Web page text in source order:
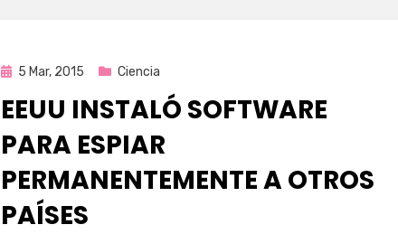
Publicada
5 Mar, 2015 Ciencia
EEUU INSTALÓ SOFTWARE
PARA ESPIAR
PERMANENTEMENTE A OTROS
PAÍSES